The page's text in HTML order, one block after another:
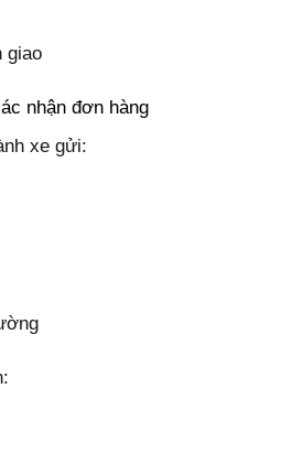
giao
nhận đơn hàng
xe gửi: